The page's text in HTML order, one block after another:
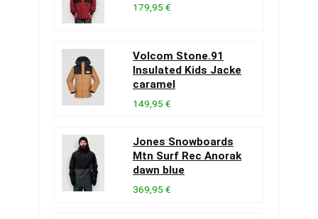
179,95 €
Volcom Stone.91
Insulated Kids Jacke
caramel
149,95 €
Jones Snowboards
Mtn Surf Rec Anorak
dawn blue
369,95 €